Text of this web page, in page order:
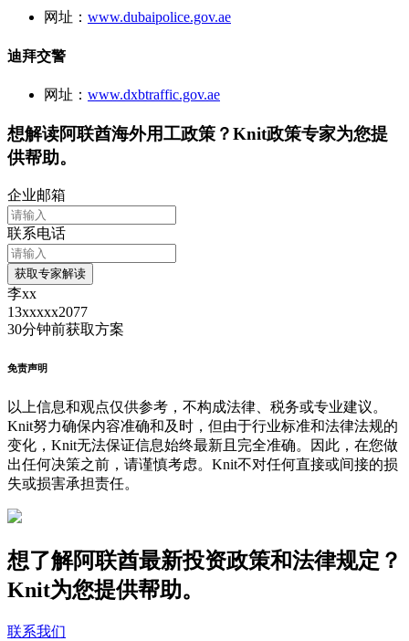
网址： www.dubaipolice.gov.ae
迪拜交警
网址： www.dxbtraffic.gov.ae
想解读阿联酋海外用工政策？Knit政策专家为您提
供帮助。
企业邮箱
联系电话
获取专家解读
李xx
13xxxxx2077
30分钟前获取方案
免责声明
以上信息和观点仅供参考，不构成法律、税务或专业建议。
Knit努力确保内容准确和及时，但由于行业标准和法律法规的
变化，Knit无法保证信息始终最新且完全准确。因此，在您做
出任何决策之前，请谨慎考虑。Knit不对任何直接或间接的损
失或损害承担责任。
想了解阿联酋最新投资政策和法律规定？
Knit为您提供帮助。
联系我们